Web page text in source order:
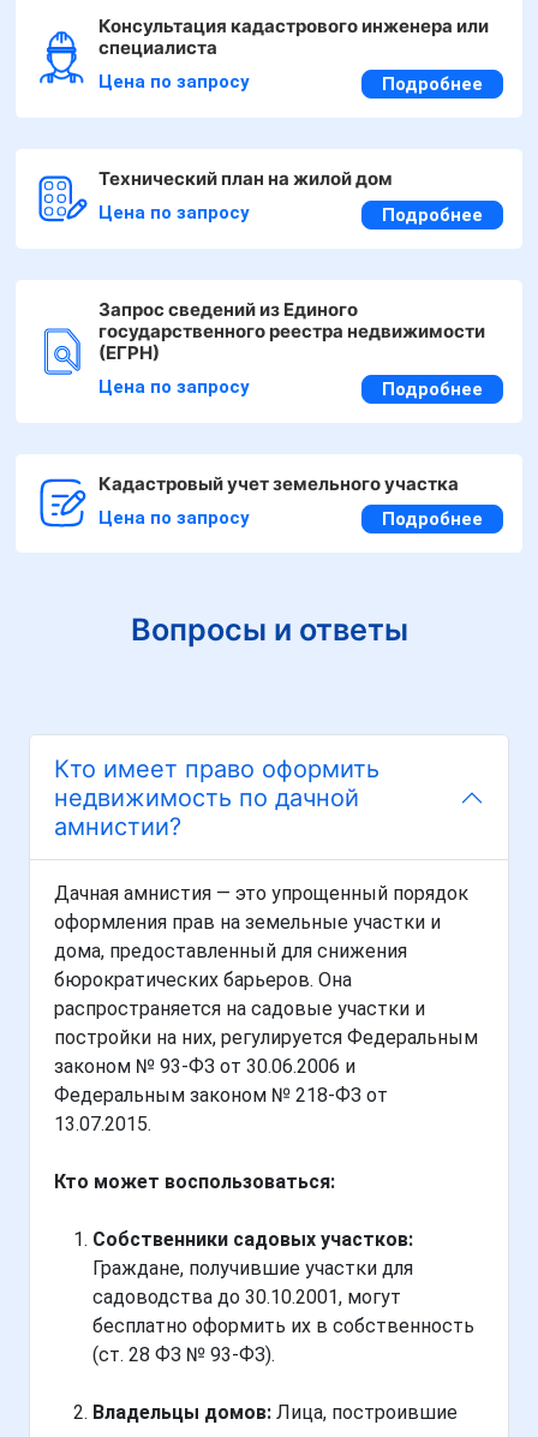
Консультация кадастрового инженера или
специалиста
Цена по запросу Подробнее
Технический план на жилой дом
Цена по запросу Подробнее
Запрос сведений из Единого
государственного реестра недвижимости
(ЕГРН)
Цена по запросу Подробнее
Кадастровый учет земельного участка
Цена по запросу Подробнее
Вопросы и ответы
Кто имеет право оформить
недвижимость по дачной
амнистии?
Дачная амнистия — это упрощенный порядок
оформления прав на земельные участки и
дома, предоставленный для снижения
бюрократических барьеров. Она
распространяется на садовые участки и
постройки на них, регулируется Федеральным
законом № 93-ФЗ от 30.06.2006 и
Федеральным законом № 218-ФЗ от
13.07.2015.
Кто может воспользоваться:
Собственники садовых участков:
Граждане, получившие участки для
садоводства до 30.10.2001, могут
бесплатно оформить их в собственность
(ст. 28 ФЗ № 93-ФЗ).
Владельцы домов: Лица, построившие